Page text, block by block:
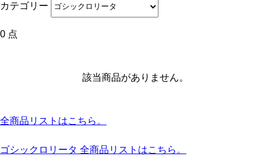
カテゴリー
0 点
該当商品がありません。
全商品リストはこちら。
ゴシックロリータ 全商品リストはこちら。